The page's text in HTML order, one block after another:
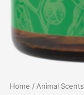
Home / Animal Scents